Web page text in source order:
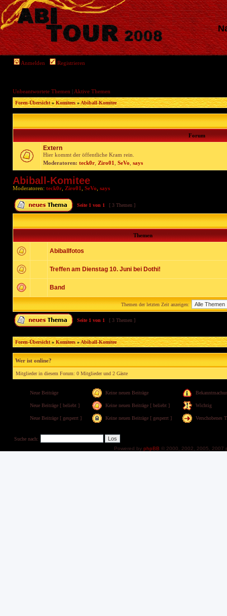
Anmelden Registrieren
Unbeantwortete Themen | Aktive Themen
Foren-Übersicht»Komitees»Abiball-Komitee
Forum
Extern
Hier kommt der öffentliche Kram rein.
Moderatoren: teck0r Ziro01 SeVo says
Abiball-Komitee
Moderatoren: teck0r Ziro01 SeVo says
Seite 1 von 1 [ 3 Themen ]
Themen
Abiballfotos
Treffen am Dienstag 10. Juni bei Dothi!
Band
Themen der letzten Zeit anzeigen:
Seite 1 von 1 [ 3 Themen ]
Foren-Übersicht»Komitees»Abiball-Komitee
Wer ist online?
Mitglieder in diesem Forum: 0 Mitglieder und 2 Gäste
Neue Beiträge Keine neuen Beiträge
Neue Beiträge [ beliebt ] Keine neuen Beiträge [ beliebt ] Wichtig
Neue Beiträge [ gesperrt ] Keine neuen Beiträge [ gesperrt ] Verschobenes
Suche nach:
Powered by phpBB © 2000, 2002, 2005, 2007